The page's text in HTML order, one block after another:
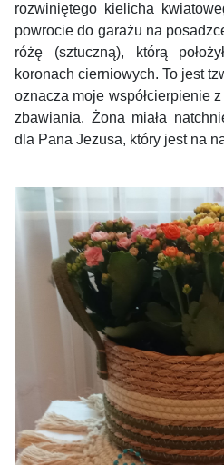
rozwiniętego kielicha
powrocie do garażu na
różę (sztuczną), którą
koronach cierniowych. To jest
oznacza moje współcierpienie
zbawiania. Żona miała
dla Pana Jezusa, który jest na